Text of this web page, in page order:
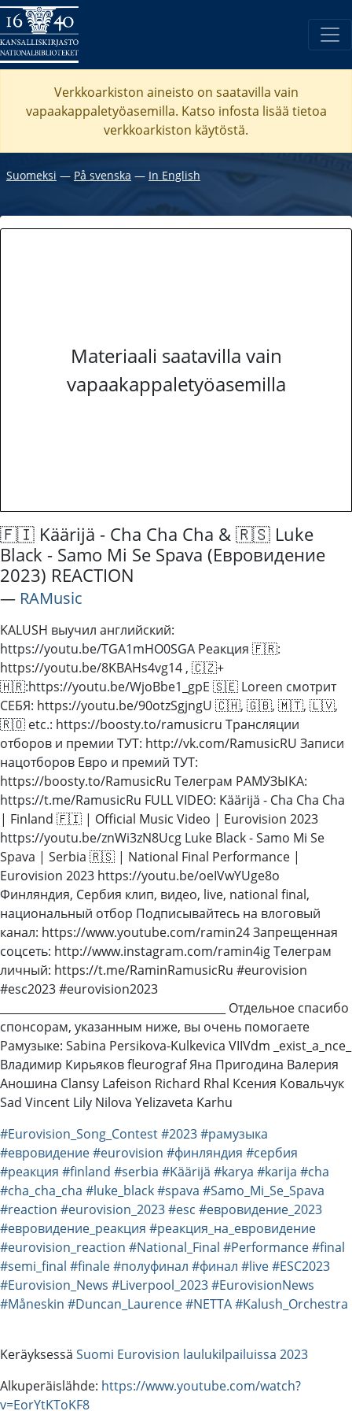
Verkkoarkiston aineisto on saatavilla vain
vapaakappaletyöasemilla. Katso infosta lisää tietoa
verkkoarkiston käytöstä.
Suomeksi ― På svenska ― In English
Materiaali saatavilla vain
vapaakappaletyöasemilla
🇫🇮 Käärijä - Cha Cha Cha & 🇷🇸 Luke
Black - Samo Mi Se Spava (Евровидение
2023) REACTION
― RAMusic
KALUSH выучил английский:
https://youtu.be/TGA1mHO0SGA Реакция 🇫🇷:
https://youtu.be/8KBAHs4vg14 , 🇨🇿+
🇭🇷:https://youtu.be/WjoBbe1_gpE 🇸🇪 Loreen смотрит
СЕБЯ: https://youtu.be/90otzSgjngU 🇨🇭, 🇬🇧, 🇲🇹, 🇱🇻,
🇷🇴 etc.: https://boosty.to/ramusicru Трансляции
отборов и премии ТУТ: http://vk.com/RamusicRU Записи
нацотборов Евро и премий ТУТ:
https://boosty.to/RamusicRu Телеграм РАМУЗЫКА:
https://t.me/RamusicRu FULL VIDEO: Käärijä - Cha Cha Cha
| Finland 🇫🇮 | Official Music Video | Eurovision 2023
https://youtu.be/znWi3zN8Ucg Luke Black - Samo Mi Se
Spava | Serbia 🇷🇸 | National Final Performance |
Eurovision 2023 https://youtu.be/oeIVwYUge8o
Финляндия, Сербия клип, видео, live, national final,
национальный отбор Подписывайтесь на влоговый
канал: https://www.youtube.com/ramin24 Запрещенная
соцсеть: http://www.instagram.com/ramin4ig Телеграм
личный: https://t.me/RaminRamusicRu #eurovision
#esc2023 #eurovision2023
_________________________________________ Отдельное спасибо
спонсорам, указанным ниже, вы очень помогаете
Рамузыке: Sabina Persikova-Kulkevica VIIVdm _exist_a_nce_
Владимир Кирьяков fleurograf Яна Пригодина Валерия
Аношина Clansy Lafeison Richard Rhal Ксения Ковальчук
Sad Vincent Lily Nilova Yelizaveta Karhu
#Eurovision_Song_Contest#2023#рамузыка
#евровидение#eurovision #финляндия #сербия
#реакция #finland #serbia #Käärijä #karya #karija #cha
#cha_cha_cha #luke_black#spava #Samo_Mi_Se_Spava
#reaction #eurovision_2023#esc #евровидение_2023
#евровидение_реакция #реакция_на_евровидение
#eurovision_reaction #National_Final #Performance#final
#semi_final #finale#полуфинал #финал #live#ESC2023
#Eurovision_News #Liverpool_2023#EurovisionNews
#Måneskin #Duncan_Laurence#NETTA#Kalush_Orchestra
Keräyksessä Suomi Eurovision laulukilpailuissa 2023
Alkuperäislähde: https://www.youtube.com/watch?
v=EorYtKToKF8